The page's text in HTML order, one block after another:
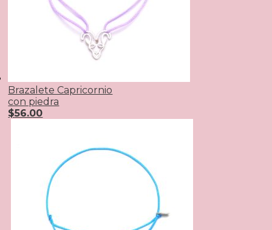
Brazalete Capricornio
con piedra
$56.00